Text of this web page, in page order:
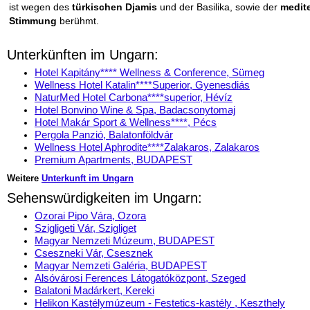
ist wegen des türkischen Djamis und der Basilika, sowie der
Stimmung berühmt.
Unterkünften im Ungarn:
Hotel Kapitány**** Wellness & Conference, Sümeg
Wellness Hotel Katalin****Superior, Gyenesdiás
NaturMed Hotel Carbona****superior, Hévíz
Hotel Bonvino Wine & Spa, Badacsonytomaj
Hotel Makár Sport & Wellness****, Pécs
Pergola Panzió, Balatonföldvár
Wellness Hotel Aphrodite****Zalakaros, Zalakaros
Premium Apartments, BUDAPEST
Weitere Unterkunft im Ungarn
Sehenswürdigkeiten im Ungarn:
Ozorai Pipo Vára, Ozora
Szigligeti Vár, Szigliget
Magyar Nemzeti Múzeum, BUDAPEST
Cseszneki Vár, Csesznek
Magyar Nemzeti Galéria, BUDAPEST
Alsóvárosi Ferences Látogatóközpont, Szeged
Balatoni Madárkert, Kereki
Helikon Kastélymúzeum - Festetics-kastély , Keszthely